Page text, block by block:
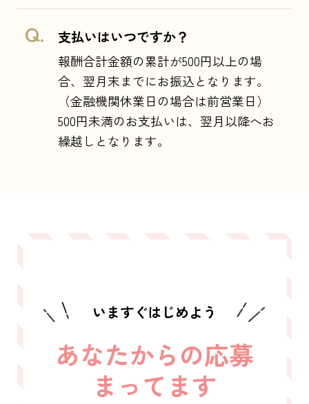
支払いはいつですか？
報酬合計金額の累計が500円以上の場
合、翌月末までにお振込となります。
（金融機関休業日の場合は前営業日）
500円未満のお支払いは、翌月以降へお
繰越しとなります。
いますぐはじめよう
あなたからの応募
まってます